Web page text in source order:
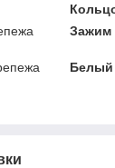
Зажим
Белый